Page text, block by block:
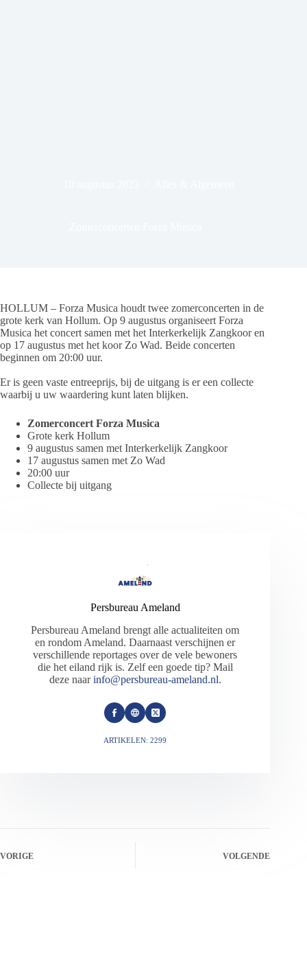
HOLLUM – Forza Musica houdt twee zomerconcerten in de
grote kerk van Hollum. Op 9 augustus organiseert Forza
Musica het concert samen met het Interkerkelijk Zangkoor en
op 17 augustus met het koor Zo Wad. Beide concerten
beginnen om 20:00 uur.
Er is geen vaste entreeprijs, bij de uitgang is er een collecte
waarbij u uw waardering kunt laten blijken.
Zomerconcert Forza Musica
Grote kerk Hollum
9 augustus samen met Interkerkelijk Zangkoor
17 augustus samen met Zo Wad
20:00 uur
Collecte bij uitgang
Persbureau Ameland
Persbureau Ameland brengt alle actualiteiten om
en rondom Ameland. Daarnaast verschijnen er
verschillende reportages over de vele bewoners
die het eiland rijk is. Zelf een goede tip? Mail
deze naarinfo@persbureau-ameland.nl.
ARTIKELEN: 2299
VORIGE VOLGENDE